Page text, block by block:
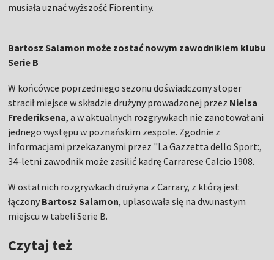
musiała uznać wyższość Fiorentiny.
Bartosz Salamon może zostać nowym zawodnikiem klubu
Serie B
W końcówce poprzedniego sezonu doświadczony stoper
stracił miejsce w składzie drużyny prowadzonej przez Nielsa
Frederiksena, a w aktualnych rozgrywkach nie zanotował ani
jednego występu w poznańskim zespole. Zgodnie z
informacjami przekazanymi przez "La Gazzetta dello Sport:,
34-letni zawodnik może zasilić kadrę Carrarese Calcio 1908.
W ostatnich rozgrywkach drużyna z Carrary, z którą jest
łączony Bartosz Salamon, uplasowała się na dwunastym
miejscu w tabeli Serie B.
Czytaj też